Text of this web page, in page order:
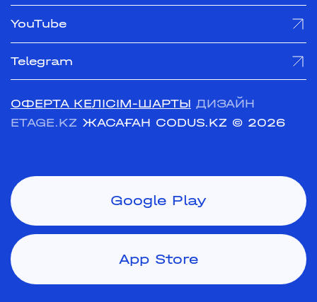
YouTube
Telegram
ОФЕРТА КЕЛІСІМ-ШАРТЫ ДИЗАЙН
ETAGE.KZ ЖАСАҒАН CODUS.KZ © 2026
Google Play
App Store